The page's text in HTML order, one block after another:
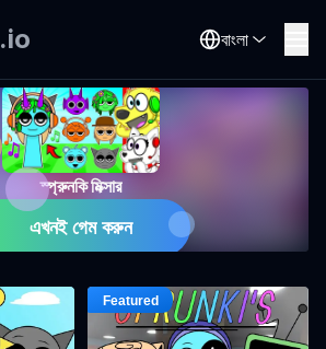
.io বাংলা
স্প্রুনকি মিক্সার
এখনই গেম করুন